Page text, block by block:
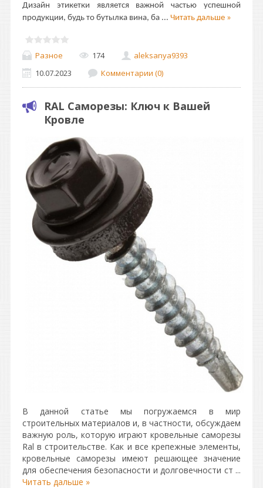
Дизайн этикетки является важной частью успешной
продукции, будь то бутылка вина, ба ... Читать дальше »
Разное 174
aleksanya9393
10.07.2023
Комментарии (0)
RAL Саморезы: Ключ к Вашей
Кровле
В данной статье мы погружаемся в мир
строительных материалов и, в частности, обсуждаем
важную роль, которую играют кровельные саморезы
Ral в строительстве. Как и все крепежные элементы,
кровельные саморезы имеют решающее значение
для обеспечения безопасности и долговечности ст ...
Читать дальше »